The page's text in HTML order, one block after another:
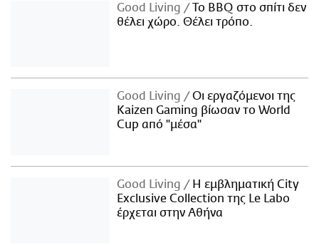
Good Living
Το BBQ στο σπίτι δεν
θέλει χώρο. Θέλει τρόπο.
Good Living
Οι εργαζόμενοι της
Kaizen Gaming βίωσαν το World
Cup από "μέσα"
Good Living
Η εμβληματική City
Exclusive Collection της Le Labo
έρχεται στην Αθήνα